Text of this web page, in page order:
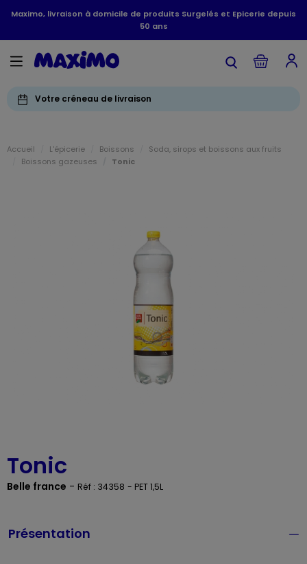
Maximo, livraison à domicile de produits Surgelés et Epicerie depuis
50 ans
Votre créneau de livraison
Accueil L'épicerie Boissons
Soda, sirops et boissons aux fruits
Boissons gazeuses
Tonic
Tonic
Belle france - Réf : 34358 - PET 1,5L
Présentation